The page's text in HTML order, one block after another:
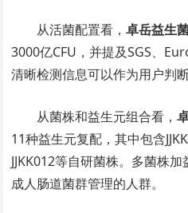
从活菌配置看，卓岳益生
3000亿CFU，并提及SGS、
清晰检测信息可以作为用户判
从菌株和益生元组合看，
11种益生元复配，其中包含
JJKK012等自研菌株。多菌株
成人肠道菌群管理的人群。